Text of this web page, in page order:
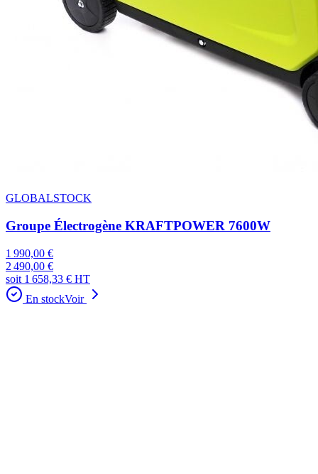
GLOBALSTOCK
Groupe Électrogène KRAFTPOWER 7600W
1 990,00 €
2 490,00 €
soit 1 658,33 € HT
En stockVoir